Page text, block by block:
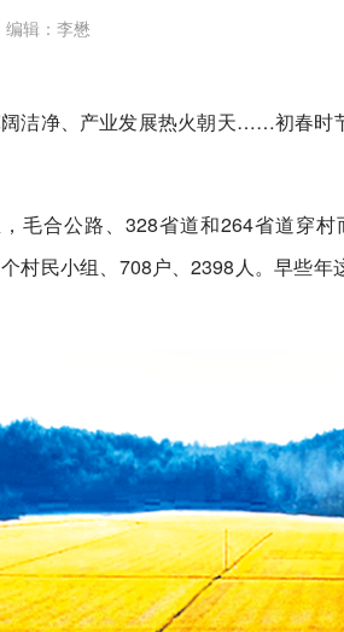
编辑：李懋
洁净、产业发展热火朝天……初春时
毛合公路、328省道和264省道穿
村民小组、708户、2398人。早些